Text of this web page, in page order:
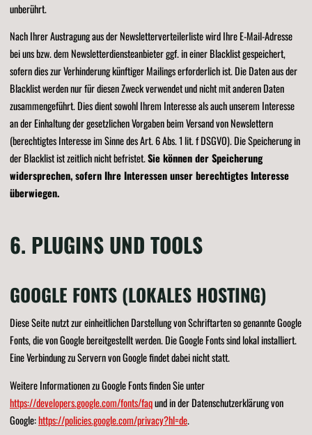
unberührt.
Nach Ihrer Austragung aus der Newsletterverteilerliste wird Ihre E-Mail-Adresse
bei uns bzw. dem Newsletterdiensteanbieter ggf. in einer Blacklist gespeichert,
sofern dies zur Verhinderung künftiger Mailings erforderlich ist. Die Daten aus der
Blacklist werden nur für diesen Zweck verwendet und nicht mit anderen Daten
zusammengeführt. Dies dient sowohl Ihrem Interesse als auch unserem Interesse
an der Einhaltung der gesetzlichen Vorgaben beim Versand von Newslettern
(berechtigtes Interesse im Sinne des Art. 6 Abs. 1 lit. f DSGVO). Die Speicherung in
der Blacklist ist zeitlich nicht befristet.Sie können der Speicherung
widersprechen, sofern Ihre Interessen unser berechtigtes Interesse
überwiegen.
6. PLUGINS UND TOOLS
GOOGLE FONTS (LOKALES HOSTING)
Diese Seite nutzt zur einheitlichen Darstellung von Schriftarten so genannte Google
Fonts, die von Google bereitgestellt werden. Die Google Fonts sind lokal installiert.
Eine Verbindung zu Servern von Google findet dabei nicht statt.
Weitere Informationen zu Google Fonts finden Sie unter
https://developers.google.com/fonts/faqund in der Datenschutzerklärung von
Google:https://policies.google.com/privacy?hl=de.